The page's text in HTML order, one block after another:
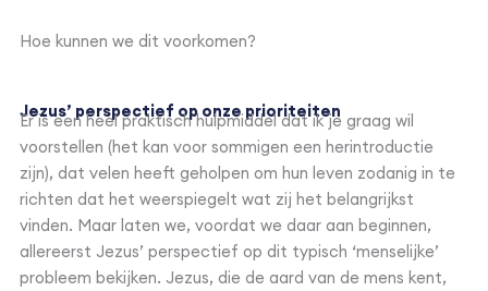
Hoe kunnen we dit voorkomen?
Jezus’ perspectief op onze prioriteiten
Er is een heel praktisch hulpmiddel dat ik je graag wil
voorstellen (het kan voor sommigen een herintroductie
zijn), dat velen heeft geholpen om hun leven zodanig in te
richten dat het weerspiegelt wat zij het belangrijkst
vinden. Maar laten we, voordat we daar aan beginnen,
allereerst Jezus’ perspectief op dit typisch ‘menselijke’
probleem bekijken. Jezus, die de aard van de mens kent,